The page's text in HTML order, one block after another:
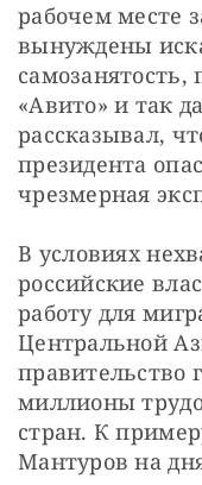
рабочем месте
вынуждены
самозанятость,
«Авито» и так
рассказывал,
президента
чрезмерная
️В условиях
российские
работу для
Центральной
правительство
миллионы
стран. К
Мантуров на